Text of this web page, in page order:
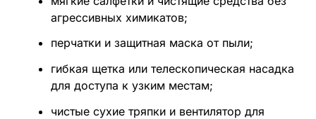
агрессивных химикатов;
перчатки и защитная маска от пыли;
гибкая щетка или телескопическая насадка
для доступа к узким местам;
чистые сухие тряпки и вентилятор для